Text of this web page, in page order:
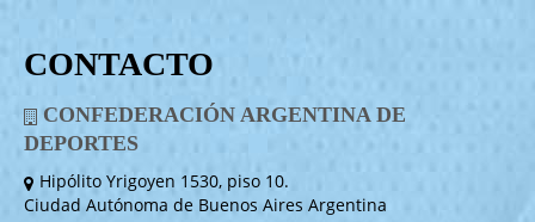
CONTACTO
CONFEDERACIÓN ARGENTINA DE
DEPORTES
Hipólito Yrigoyen 1530, piso 10.
Ciudad Autónoma de Buenos Aires Argentina